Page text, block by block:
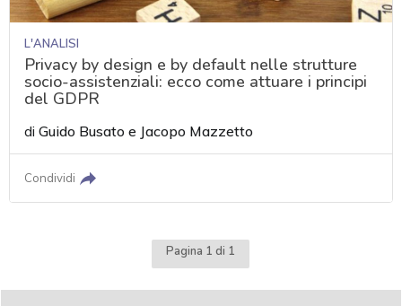
L'ANALISI
Privacy by design e by default nelle strutture
socio-assistenziali: ecco come attuare i principi
del GDPR
diGuido Busato e Jacopo Mazzetto
Condividi
Pagina 1 di 1